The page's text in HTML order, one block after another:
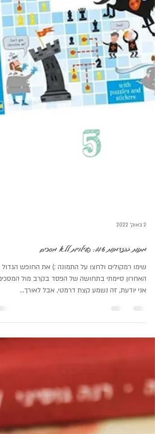
2 באוק׳ 2022
מתנות בהזדמנות #6: פעילויות ללא מסכים
שימו רמקולים ולחצו על התמונה :) את החופש הגדול